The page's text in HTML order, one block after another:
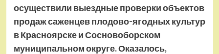
осуществили выездные проверки объектов
продаж саженцев плодово-ягодных культур
в Красноярске и Сосновоборском
муниципальном округе. Оказалось,